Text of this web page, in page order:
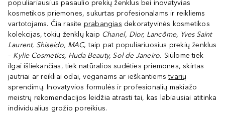
populiariausius pasaulio prekių ženklus bei inovatyvias
kosmetikos priemones, sukurtas profesionalams ir reikliems
vartotojams. Čia rasite prabangias dekoratyvinės kosmetikos
kolekcijas, tokių ženklų kaip Chanel, Dior, Lancôme, Yves Saint
Laurent, Shiseido, MAC, taip pat populiariuosius prekių ženklus
– Kylie Cosmetics, Huda Beauty, Sol de Janeiro. Siūlome tiek
ilgai išliekančias, tiek natūralios sudėties priemones, skirtas
jautriai ar reikliai odai, veganams ar ieškantiemstvarių
sprendimų. Inovatyvios formulės ir profesionalių makiažo
meistrų rekomendacijos leidžia atrasti tai, kas labiausiai atitinka
individualius grožio poreikius.